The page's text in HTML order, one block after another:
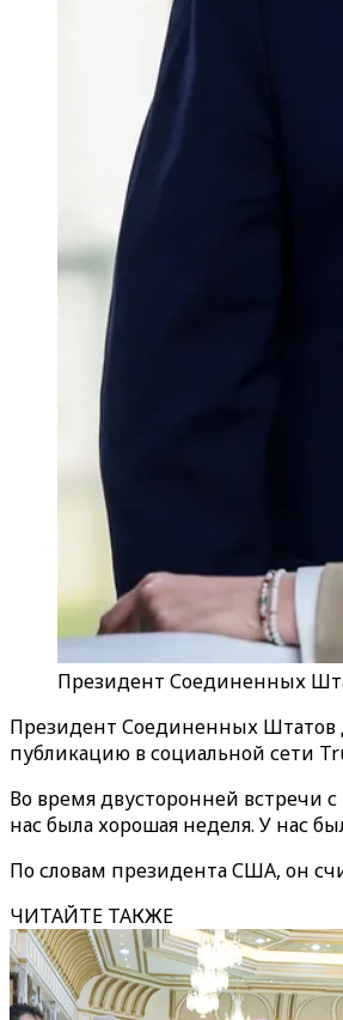
Президент Соединенных
Президент Соединенных Штатов
публикацию в социальной сети
Во время двусторонней встречи
нас была хорошая неделя. У нас
По словам президента США, он
ЧИТАЙТЕ ТАКЖЕ